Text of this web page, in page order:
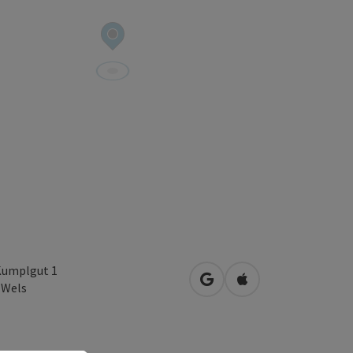
1
Wels in Google Maps öffnen
in Apple Maps